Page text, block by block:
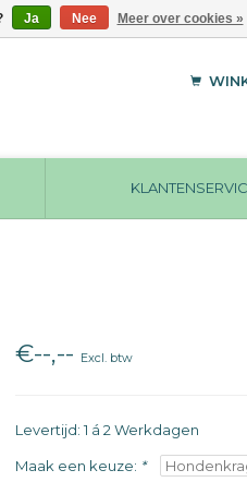
€--,-- Excl. btw
Levertijd: 1 á 2 Werkdagen
Maak een keuze: *
Ja Nee Meer over cookies »